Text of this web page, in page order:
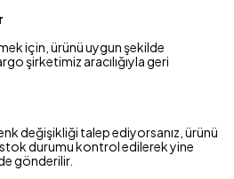
için, ürünü uygun şekilde
şirketimiz aracılığıyla geri
değişikliği talep ediyorsanız, ürünü
durumu kontrol edilerek yine
gönderilir.